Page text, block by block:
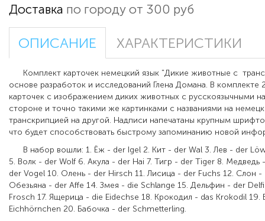
Доставка по городу от 300 руб
ОПИСАНИЕ ХАРАКТЕРИСТИКИ
Комплект карточек немецкий язык "Дикие животные с
основе разработок и исследований Глена Домана. В комплекте
карточек с изображением диких животных с русскоязычными
стороне и точно такими же картинками с названиями на
транскрипцией на другой. Надписи напечатаны крупным
что будет способствовать быстрому запоминанию новой
В набор вошли: 1. Ёж - der Igel 2. Кит - der Wal 3.Лев - der
5. Волк - der Wolf 6. Акула - der Hai 7. Тигр - der Tiger 8. Медведь
der Vogel 10. Олень - der Hirsch 11.Лисица - der Fuchs 12. Слон -
Обезьяна - der Affe 14. Змея - die Schlange 15. Дельфин - der
Frosch 17. Ящерица - die Eidechse 18. Крокодил - das Krokodil 19.
Eichhörnchen 20. Бабочка - der Schmetterling.